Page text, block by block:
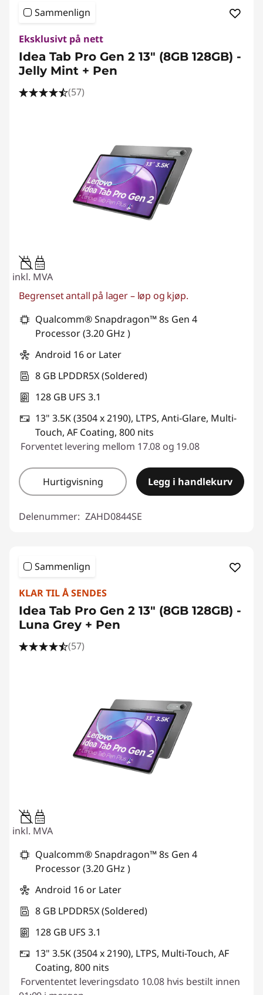
Sammenlign
Eksklusivt på nett
Idea Tab Pro Gen 2 13" (8GB 128GB) -
Jelly Mint + Pen
(57)
20W-60W
USB PD
inkl. MVA
Begrenset antall på lager – løp og kjøp.
Qualcomm® Snapdragon™ 8s Gen 4
Processor (3.20 GHz )
Android 16 or Later
8 GB LPDDR5X (Soldered)
128 GB UFS 3.1
13" 3.5K (3504 x 2190), LTPS, Anti-Glare, Multi-
Touch, AF Coating, 800 nits
Forventet levering mellom 17.08 og 19.08
Hurtigvisning Legg i handlekurv
Delenummer: ZAHD0844SE
Sammenlign
KLAR TIL Å SENDES
Idea Tab Pro Gen 2 13" (8GB 128GB) -
Luna Grey + Pen
(57)
20W-60W
USB PD
inkl. MVA
Qualcomm® Snapdragon™ 8s Gen 4
Processor (3.20 GHz )
Android 16 or Later
8 GB LPDDR5X (Soldered)
128 GB UFS 3.1
13" 3.5K (3504 x 2190), LTPS, Multi-Touch, AF
Coating, 800 nits
Forvententet leveringsdato 10.08 hvis bestilt innen